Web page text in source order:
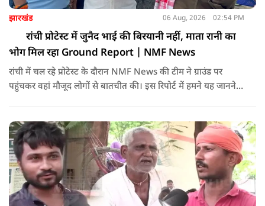
झारखंड 06 Aug, 2026 02:54 PM
रांची प्रोटेस्ट में जुनैद भाई की बिरयानी नहीं, माता रानी का
भोग मिल रहा Ground Report | NMF News
रांची में चल रहे प्रोटेस्ट के दौरान NMF News की टीम ने ग्राउंड पर
पहुंचकर वहां मौजूद लोगों से बातचीत की। इस रिपोर्ट में हमने यह जानने